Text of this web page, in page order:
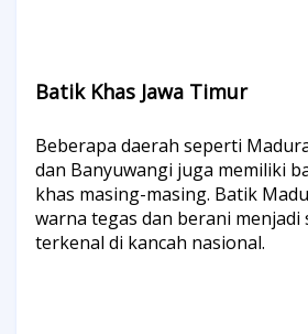
Batik Khas Jawa Timur
Beberapa daerah seperti
dan Banyuwangi juga memiliki
khas masing-masing. Batik
warna tegas dan berani menjadi
terkenal di kancah nasional.